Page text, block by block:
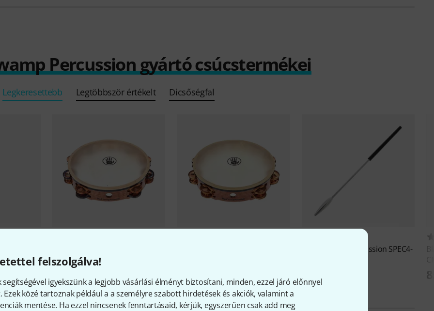
felszolgálva!
segítségével igyekszünk a legjobb vásárlási élményt biztosítani, minden, ezzel járó előnnyel
Ezek közé tartoznak például a a személyre szabott hirdetések és akciók, valamint a
mentése. Ha ezzel nincsenek fenntartásaid, kérjük, egyszerűen csak add meg
Percussion gyártó csúcstermékei
Legkeresettebb Legtöbbször értékelt Dicsőségfal
Tambourine
116 600 Ft 124 800 Ft
Black Swamp Percussion SPEC4-
14 690 Ft